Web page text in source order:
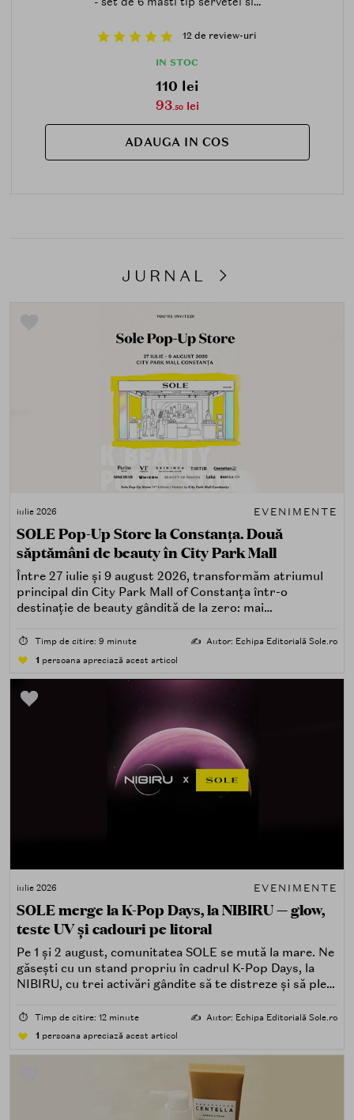
12 de review-uri
IN STOC
110 lei
93.50lei
ADAUGA IN COS
JURNAL
iulie 2026 EVENIMENTE
SOLE Pop-Up Store la Constanța. Două
săptămâni de beauty în City Park Mall
Între 27 iulie și 9 august 2026, transformăm atriumul
principal din City Park Mall of Constanța într-o
destinație de beauty gândită de la zero: mai
care îți place, de fapt, să descoperi produse — testând,
atingând, comparând, întrebând.
⏱️ Timp de citire: 9 minute ✍️ Autor: Echipa Editorială Sole.ro
1 persoana apreciază acest articol
iulie 2026 EVENIMENTE
SOLE merge la K-Pop Days, la NIBIRU — glow,
teste UV și cadouri pe litoral
Pe 1 și 2 august, comunitatea SOLE se mută la mare. Ne
găsești cu un stand propriu în cadrul K-Pop Days, la
NIBIRU, cu trei activări gândite să te distreze și să pleci
⏱️ Timp de citire: 12 minute ✍️ Autor: Echipa Editorială Sole.ro
1 persoana apreciază acest articol